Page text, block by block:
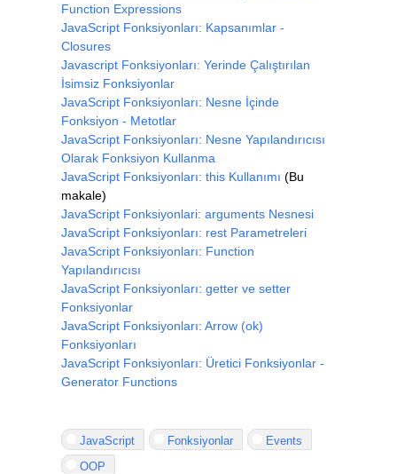
Function Expressions
JavaScript Fonksiyonları: Kapsanımlar -
Closures
Javascript Fonksiyonları: Yerinde Çalıştırılan
İsimsiz Fonksiyonlar
JavaScript Fonksiyonları: Nesne İçinde
Fonksiyon - Metotlar
JavaScript Fonksiyonları: Nesne Yapılandırıcısı
Olarak Fonksiyon Kullanma
JavaScript Fonksiyonları: this Kullanımı (Bu
makale)
JavaScript Fonksiyonlari: arguments Nesnesi
JavaScript Fonksiyonları: rest Parametreleri
JavaScript Fonksiyonları: Function
Yapılandırıcısı
JavaScript Fonksiyonları: getter ve setter
Fonksiyonlar
JavaScript Fonksiyonları: Arrow (ok)
Fonksiyonları
JavaScript Fonksiyonları: Üretici Fonksiyonlar -
Generator Functions
JavaScript Fonksiyonlar
Events
OOP